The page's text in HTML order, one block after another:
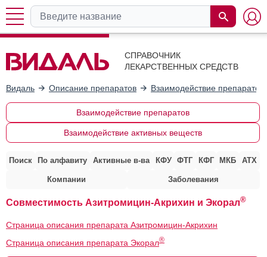
СПРАВОЧНИК
ЛЕКАРСТВЕННЫХ СРЕДСТВ
Видаль Описание препаратов Взаимодействие препаратов
Взаимодействие препаратов
Взаимодействие активных веществ
Поиск По алфавиту Активные в-ва КФУ ФТГ КФГ МКБ АТХ
Компании Заболевания
Совместимость Азитромицин-Акрихин и Экорал®
Страница описания препарата Азитромицин-Акрихин
Страница описания препарата Экорал®